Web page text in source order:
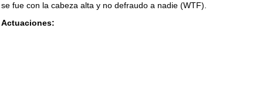
se fue con la cabeza alta y no defraudo a nadie (WTF).
Actuaciones: